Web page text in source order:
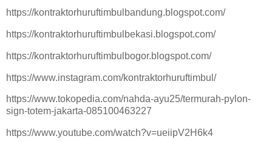
https://kontraktorhuruftimbulbandung.blogspot.com/
https://kontraktorhuruftimbulbekasi.blogspot.com/
https://kontraktorhuruftimbulbogor.blogspot.com/
https://www.instagram.com/kontraktorhuruftimbul/
https://www.tokopedia.com/nahda-ayu25/termurah-pylon-
sign-totem-jakarta-085100463227
https://www.youtube.com/watch?v=ueiipV2H6k4